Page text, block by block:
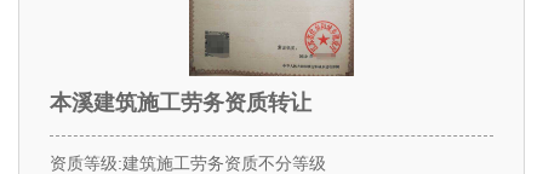
本溪建筑施工劳务资质转让
资质等级:建筑施工劳务资质不分等级